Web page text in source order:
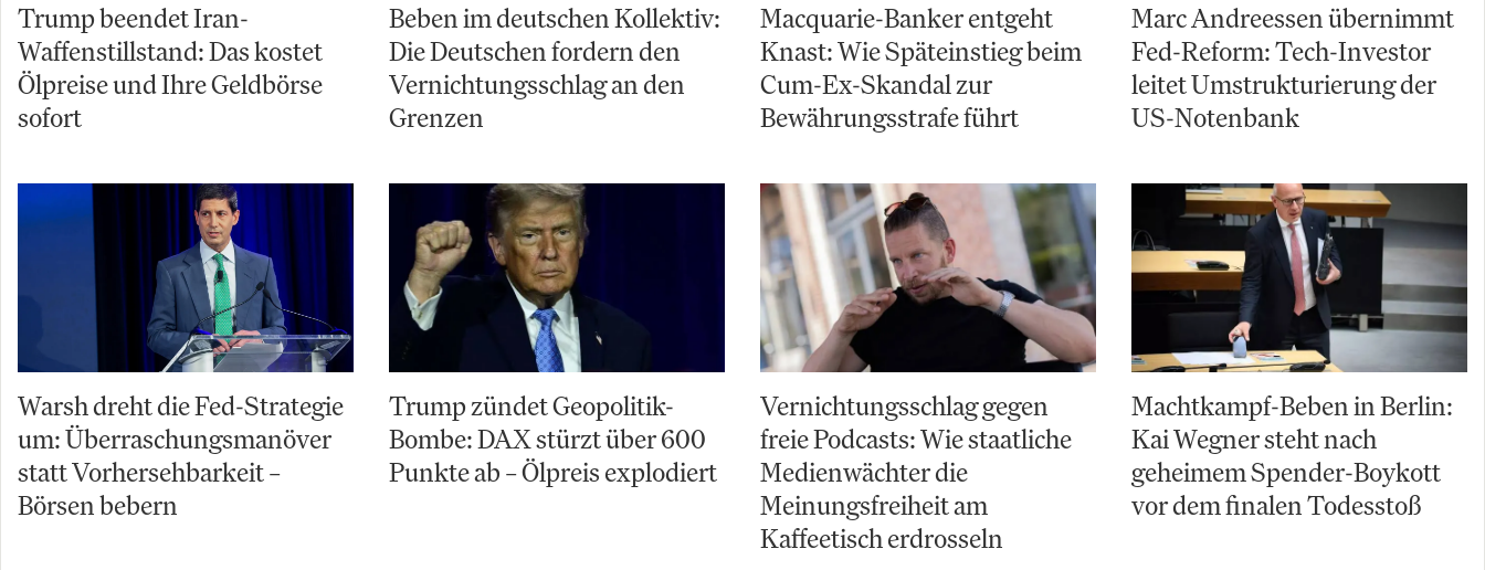
Trump beendet Iran-
Waffenstillstand: Das kostet
Ölpreise und Ihre Geldbörse
sofort
Beben im deutschen Kollektiv:
Die Deutschen fordern den
Vernichtungsschlag an den
Grenzen
Macquarie-Banker entgeht
Knast: Wie Späteinstieg beim
Cum-Ex-Skandal zur
Bewährungsstrafe führt
Marc Andreessen übernimmt
Fed-Reform: Tech-Investor
leitet Umstrukturierung der
US-Notenbank
Warsh dreht die Fed-Strategie
um: Überraschungsmanöver
statt Vorhersehbarkeit –
Börsen bebern
Trump zündet Geopolitik-
Bombe: DAX stürzt über 600
Punkte ab – Ölpreis explodiert
Vernichtungsschlag gegen
freie Podcasts: Wie staatliche
Medienwächter die
Meinungsfreiheit am
Kaffeetisch erdrosseln
Machtkampf-Beben in Berlin:
Kai Wegner steht nach
geheimem Spender-Boykott
vor dem finalen Todesstoß